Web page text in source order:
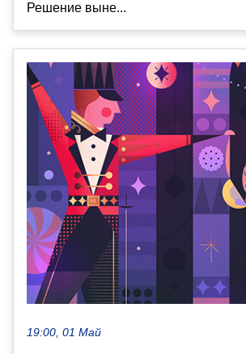
Решение выне...
19:00, 01 Май